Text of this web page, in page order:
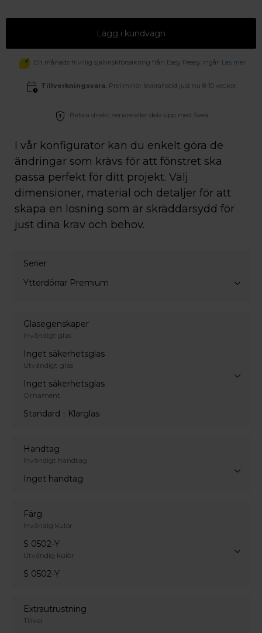
Lägg i kundvagn
En månads frivillig självriskförsäkring från Easy Peasy ingår. Läs mer
Tillverkningsvara. Preliminär leveranstid just nu 8-10 veckor.
Betala direkt, senare eller dela upp med Svea.
I vår konfigurator kan du enkelt göra de
ändringar som krävs för att fönstret ska
passa perfekt för ditt projekt. Välj
dimensioner, material och detaljer för att
skapa en lösning som är skräddarsydd för
just dina krav och behov.
Serier
Ytterdörrar Premium
Glasegenskaper
Invändigt glas
Inget säkerhetsglas
Utvändigt glas
Inget säkerhetsglas
Ornament
Standard - Klarglas
Handtag
Invändigt handtag
Inget handtag
Färg
Invändig kulör
S 0502-Y
Utvändig kulör
S 0502-Y
Extrautrustning
Tillval